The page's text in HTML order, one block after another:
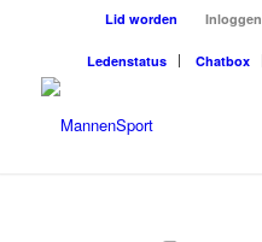
Lid worden Inloggen
Ledenstatus Chatbox